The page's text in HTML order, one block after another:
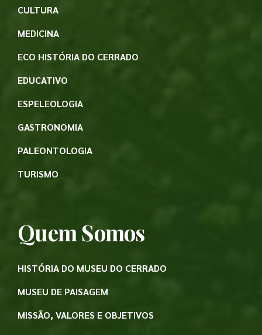
CULTURA
MEDICINA
ECO HISTÓRIA DO CERRADO
EDUCATIVO
ESPELEOLOGIA
GASTRONOMIA
PALEONTOLOGIA
TURISMO
Quem Somos
HISTÓRIA DO MUSEU DO CERRADO
MUSEU DE PAISAGEM
MISSÃO, VALORES E OBJETIVOS